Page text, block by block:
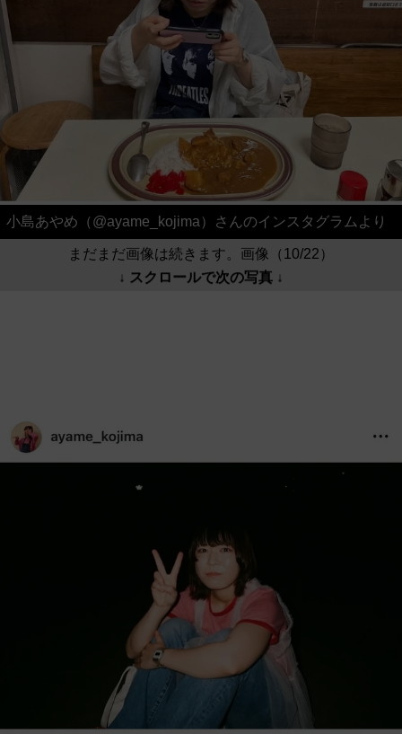
小島あやめ（@ayame_kojima）さんのインスタグラムより
まだまだ画像は続きます。画像（10/22）
↓ スクロールで次の写真 ↓